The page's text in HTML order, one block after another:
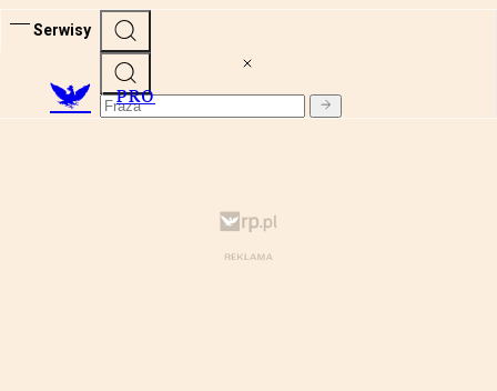
Serwisy
PRO